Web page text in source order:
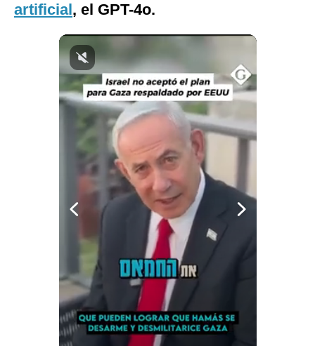
G de Gestión
Notas Contratadas
Gestión TV
Condiciones
Privacidad
artificial, el GPT-4o.